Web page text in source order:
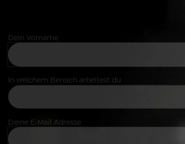
Dein Vorname
In welchem Bereich arbeitest du
Deine E-Mail Adresse